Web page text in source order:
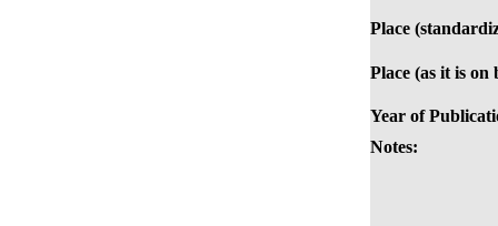
Place
Place (as it is on
Year of
Notes: